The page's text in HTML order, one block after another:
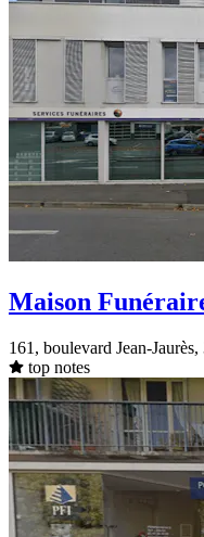
Maison
161, boulevard Jean-
top notes